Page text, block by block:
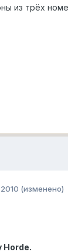
из трёх
(изменено)
Horde.